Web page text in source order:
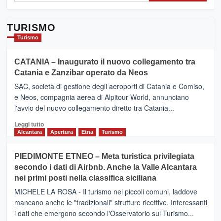
TURISMO
Turismo
CATANIA – Inaugurato il nuovo collegamento tra
Catania e Zanzibar operato da Neos
SAC, società di gestione degli aeroporti di Catania e Comiso,
e Neos, compagnia aerea di Alpitour World, annunciano
l'avvio del nuovo collegamento diretto tra Catania...
Leggi tuttoLeggi
CATANIA
–
Inaugurato
il
nuovo
collegamento
tra
Alcantara Apertura Etna Turismo
PIEDIMONTE ETNEO – Meta turistica privilegiata
secondo i dati di Airbnb. Anche la Valle Alcantara
nei primi posti nella classifica siciliana
MICHELE LA ROSA - Il turismo nei piccoli comuni, laddove
mancano anche le "tradizionali" strutture ricettive. Interessanti
i dati che emergono secondo l'Osservatorio sul Turismo...